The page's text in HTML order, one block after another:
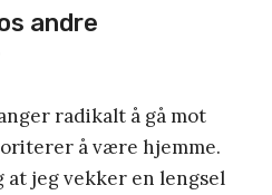
andre
radikalt å gå mot
å være hjemme.
at jeg vekker en lengsel